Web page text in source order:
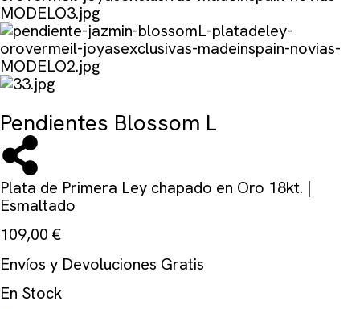
Pendientes Blossom L
Plata de Primera Ley chapado en Oro 18kt. |
Esmaltado
109,00 €
Envíos y Devoluciones Gratis
En Stock